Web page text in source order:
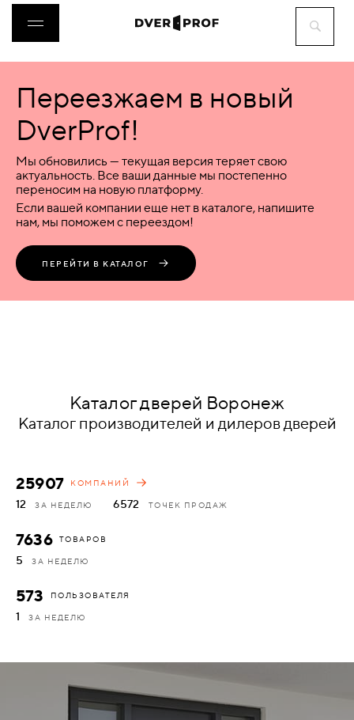
ДВЕРИ
ФУРНИТУРА
ВОРОТА
ПЕРЕГОРОДКИ
КОМПЛЕКТУЮЩИЕ
"УМНЫЙ
ДОМ"
ИНТЕРЕСНЫЕ
СТАТЬИ
Переезжаем в новый
DverProf!
Мы обновились — текущая версия теряет свою
актуальность. Все ваши данные мы постепенно
переносим на новую платформу.
Если вашей компании еще нет в каталоге, напишите
нам, мы поможем с переездом!
ПЕРЕЙТИ В КАТАЛОГ
Каталог дверей Воронеж
Каталог производителей и дилеров дверей
25907 КОМПАНИЙ
12 ЗА НЕДЕЛЮ 6572 ТОЧЕК ПРОДАЖ
7636 ТОВАРОВ
5 ЗА НЕДЕЛЮ
573 ПОЛЬЗОВАТЕЛЯ
1 ЗА НЕДЕЛЮ